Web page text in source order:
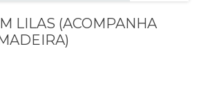
LILAS (ACOMPANHA